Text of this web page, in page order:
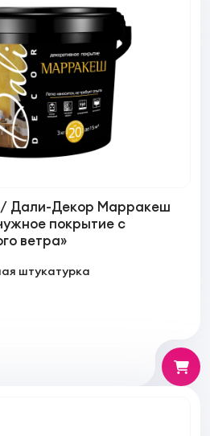
/ Дали-Декор Марракеш
покрытие с
ветра»
штукатурка